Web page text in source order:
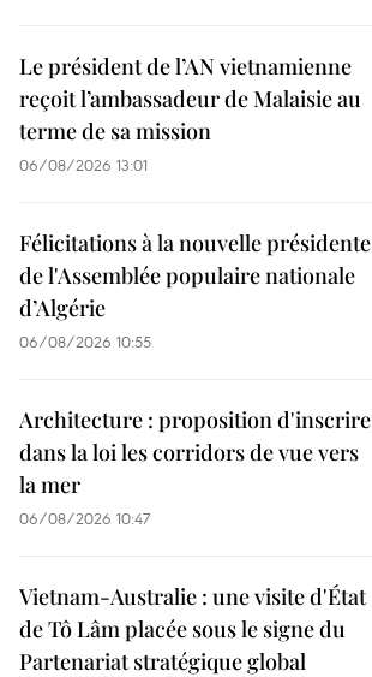
Le président de l’AN vietnamienne
reçoit l’ambassadeur de Malaisie au
terme de sa mission
06/08/2026 13:01
Félicitations à la nouvelle présidente
de l'Assemblée populaire nationale
d’Algérie
06/08/2026 10:55
Architecture : proposition d'inscrire
dans la loi les corridors de vue vers
la mer
06/08/2026 10:47
Vietnam-Australie : une visite d'État
de Tô Lâm placée sous le signe du
Partenariat stratégique global